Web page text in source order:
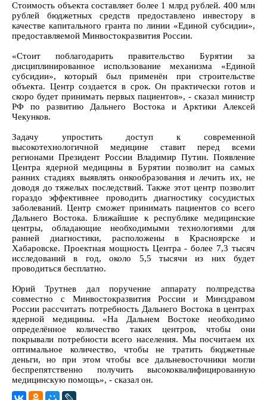
Стоимость объекта составляет более 1 млрд рублей. 400 млн
рублей бюджетных средств предоставлено инвестору в
качестве капитального гранта по линии «Единой субсидии»,
предоставляемой Минвостокразвития России.
«Стоит поблагодарить правительство Бурятии за
дисциплинированное использование механизма «Единой
субсидии», который был применён при строительстве
объекта. Центр создается в срок. Он практически готов и
скоро будет принимать первых пациентов», - сказал министр
РФ по развитию Дальнего Востока и Арктики Алексей
Чекунков.
Задачу упростить доступ к современной
высокотехнологичной медицине ставит перед всеми
регионами Президент России Владимир Путин. Появление
Центра ядерной медицины в Бурятии позволит на самых
ранних стадиях выявлять онкообразования и лечить их, не
доводя до тяжелых последствий. Также этот центр позволит
гораздо эффективнее проводить диагностику сосудистых
заболеваний. Центр сможет принимать пациентов со всего
Дальнего Востока. Ближайшие к республике медицинские
центры, обладающие необходимыми технологиями для
ранней диагностики, расположены в Красноярске и
Хабаровске. Проектная мощность Центра - более 7,3 тысяч
исследований в год, около 5,5 тысячи из них будет
проводиться бесплатно.
Юрий Трутнев дал поручение аппарату полпредства
совместно с Минвостокразвития России и Минздравом
России рассчитать потребность Дальнего Востока в центрах
ядерной медицины. «На Дальнем Востоке необходимо
определённое количество таких центров, чтобы они
покрывали потребности всего населения. Мы посчитаем их
оптимальное количество, чтобы не тратить бюджетные
деньги, но при этом чтобы все дальневосточники могли
беспрепятственно получить высококвалифицированную
медицинскую помощь», - сказал он.